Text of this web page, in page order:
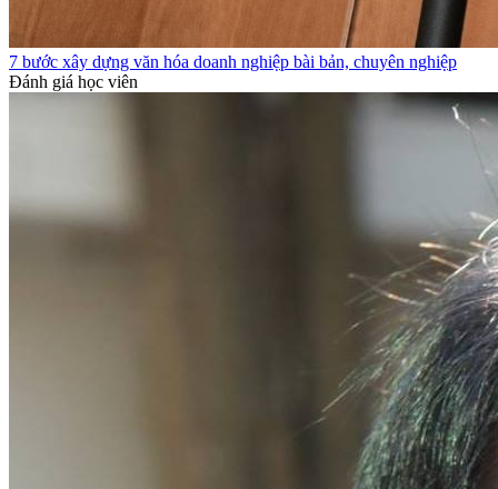
7 bước xây dựng văn hóa doanh nghiệp bài bản, chuyên nghiệp
Đánh giá học viên